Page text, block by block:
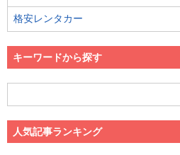
格安レンタカー
キーワードから探す
人気記事ランキング